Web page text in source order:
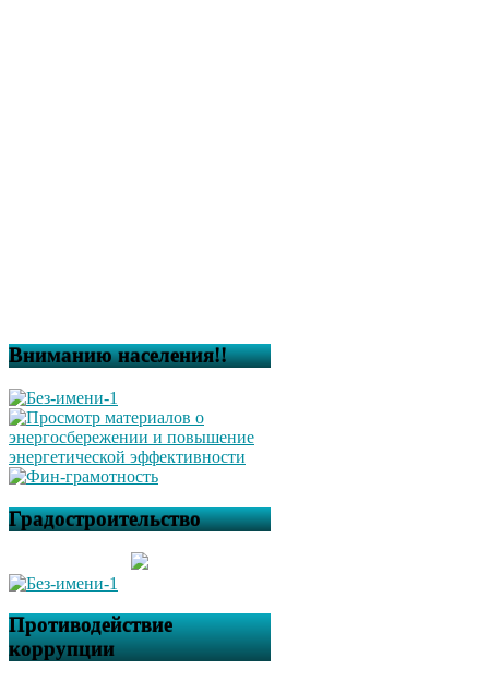
Вниманию населения!!
Градостроительство
Противодействие
коррупции